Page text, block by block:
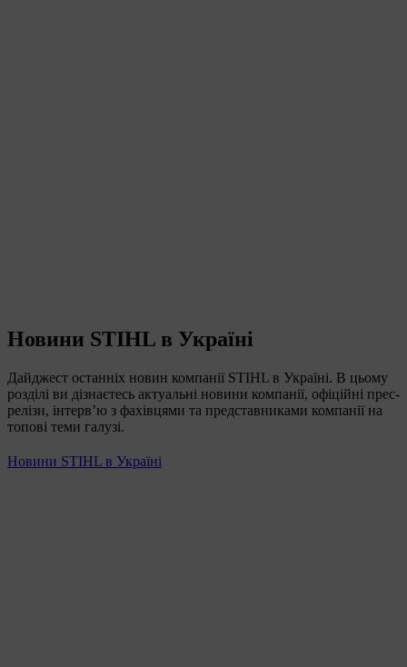
Новини STIHL в Україні
Дайджест останніх новин компанії STIHL в Україні. В цьому
розділі ви дізнаєтесь актуальні новини компанії, офіційні прес-
релізи, інтерв’ю з фахівцями та представниками компанії на
топові теми галузі.
Новини STIHL в Україні